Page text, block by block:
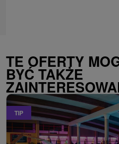
TE OFERTY
BYĆ TAKŻE
TIP